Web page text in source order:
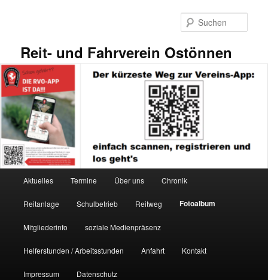
Reit- und Fahrverein Ostönnen
Aktuelles Termine Über uns Chronik
Reitanlage Schulbetrieb Reitweg Fotoalbum
Mitgliederinfo soziale Medienpräsenz
Helferstunden / Arbeitsstunden Anfahrt Kontakt
Impressum Datenschutz